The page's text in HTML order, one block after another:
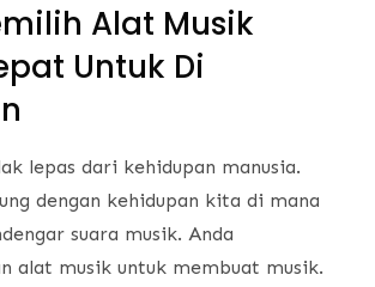
Alat Musik
Untuk Di
lepas dari kehidupan manusia.
dengan kehidupan kita di mana
suara musik. Anda
alat musik untuk membuat musik.